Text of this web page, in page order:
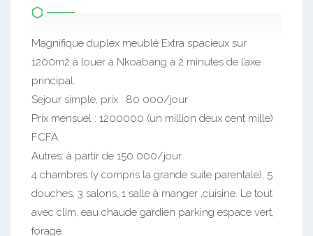
Magnifique duplex meublé Extra spacieux sur
1200m2 à louer à Nkoabang à 2 minutes de l’axe
principal.
Sejour simple, prix : 80 000/jour
Prix mensuel : 1200000 (un million deux cent mille)
FCFA.
Autres: à partir de 150 000/jour
4 chambres (y compris la grande suite parentale), 5
douches, 3 salons, 1 salle à manger ,cuisine. Le tout
avec clim, eau chaude gardien parking espace vert,
forage.